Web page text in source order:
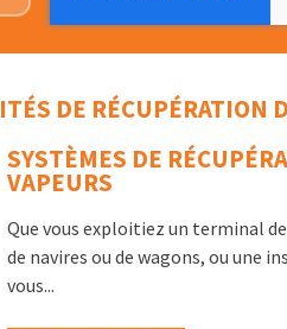
DE RÉCUPÉRATION
SYSTÈMES DE
VAPEURS
Que vous exploitiez un terminal
de navires ou de wagons, ou une
vous...